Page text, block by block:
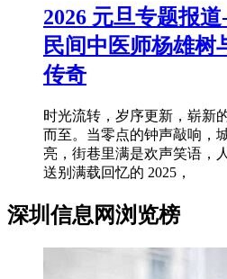
2026 元旦专题报
民间中医师杨雄树
传奇
时光流转，岁序更新，崭新
而至。当零点的钟声敲响，
亮，街巷里满是欢声笑语，
送别满载回忆的 2025，
深圳信息网浏览榜